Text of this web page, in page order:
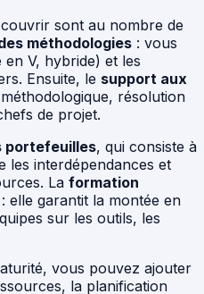
sont au nombre de
méthodologies : vous
V, hybride) et les
Ensuite, le support aux
résolution
de projet.
portefeuilles, qui consiste à
les interdépendances et
La formation
elle garantit la montée en
sur les outils, les
vous pouvez ajouter
la planification